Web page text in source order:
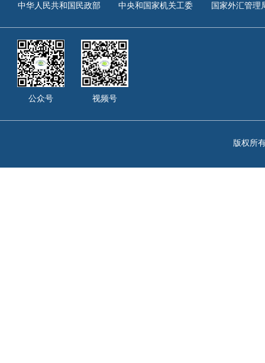
中华人民共和国民政部 中央和国家机关工委 国家外汇管理
公众号 视频号
版权所